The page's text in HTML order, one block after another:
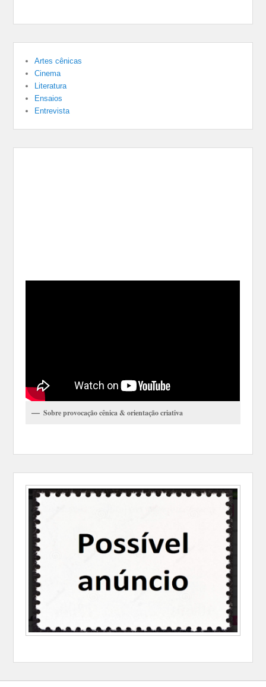
Artes cênicas
Cinema
Literatura
Ensaios
Entrevista
Sobre provocação cênica & orientação criativa